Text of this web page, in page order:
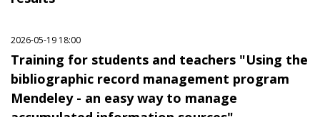
2026-05-19 18:00
Training for students and teachers "Using the
bibliographic record management program
Mendeley - an easy way to manage